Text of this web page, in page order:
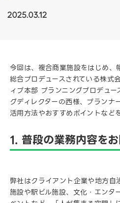
2025.03.12
今回は、複合商業施設をはじめ、
総合プロデュースされている株式
ィブ本部 プランニングプロデュ
グディレクターの西様、プラン
活用方法やおすすめポイントなど
1. 普段の業務内容を
弊社はクライアント企業や地方自
施設や駅ビル施設、文化・エンタ